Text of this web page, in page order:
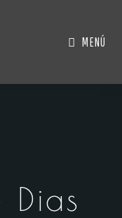
MENÚ